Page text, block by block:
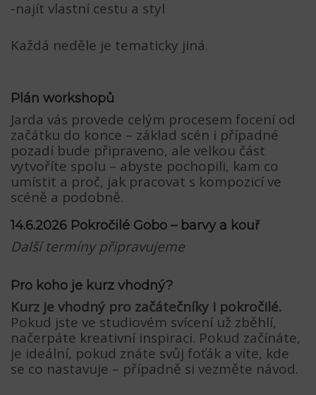
-najít vlastní cestu a styl
Každá neděle je tematicky jiná.
Plán workshopů
Jarda vás provede celým procesem focení od
začátku do konce – základ scén i případné
pozadí bude připraveno, ale velkou část
vytvoříte spolu – abyste pochopili, kam co
umístit a proč, jak pracovat s kompozicí ve
scéně a podobně.
14.6.2026 Pokročilé Gobo – barvy a kouř
Další termíny připravujeme
Pro koho je kurz vhodný?
Kurz je vhodný pro začátečníky i pokročilé.
Pokud jste ve studiovém svícení už zběhlí,
načerpáte kreativní inspiraci. Pokud začínáte,
je ideální, pokud znáte svůj foťák a víte, kde
se co nastavuje – případně si vezměte návod.